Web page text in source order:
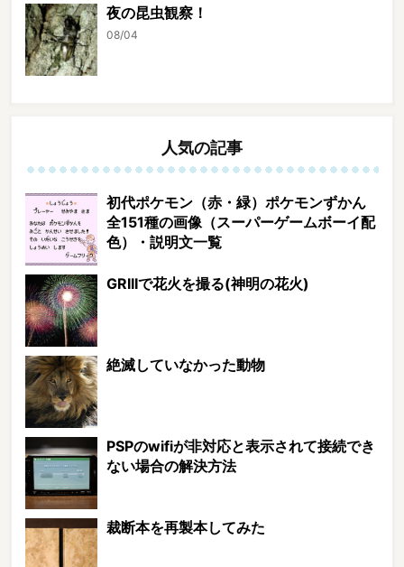
夜の昆虫観察！
08/04
人気の記事
初代ポケモン（赤・緑）ポケモンずかん
全151種の画像（スーパーゲームボーイ配
色）・説明文一覧
GRIIIで花火を撮る(神明の花火)
絶滅していなかった動物
PSPのwifiが非対応と表示されて接続でき
ない場合の解決方法
裁断本を再製本してみた